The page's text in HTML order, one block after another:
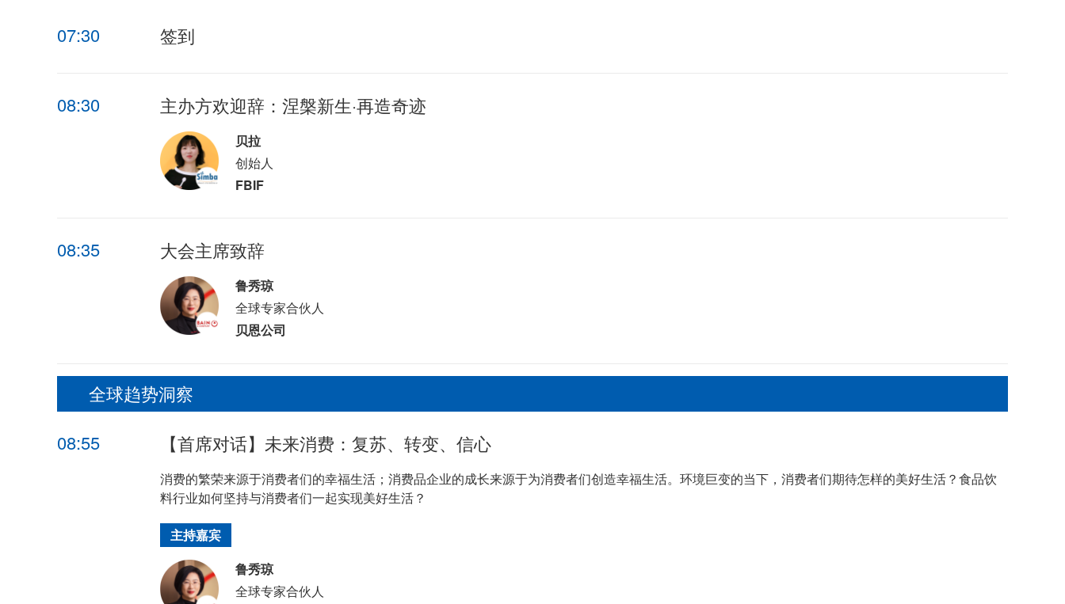
07:30 签到
08:30 主办方欢迎辞：涅槃新生·再造奇迹
贝拉
创始人
FBIF
08:35 大会主席致辞
鲁秀琼
全球专家合伙人
贝恩公司
全球趋势洞察
08:55
【首席对话】未来消费：复苏、转变、信心
消费的繁荣来源于消费者们的幸福生活；消费品企业的成长来源于为消费者们创造幸福生活。环境巨变的当下，消费者们期待怎样的美好生活？食品饮
料行业如何坚持与消费者们一起实现美好生活？
主持嘉宾
鲁秀琼
全球专家合伙人